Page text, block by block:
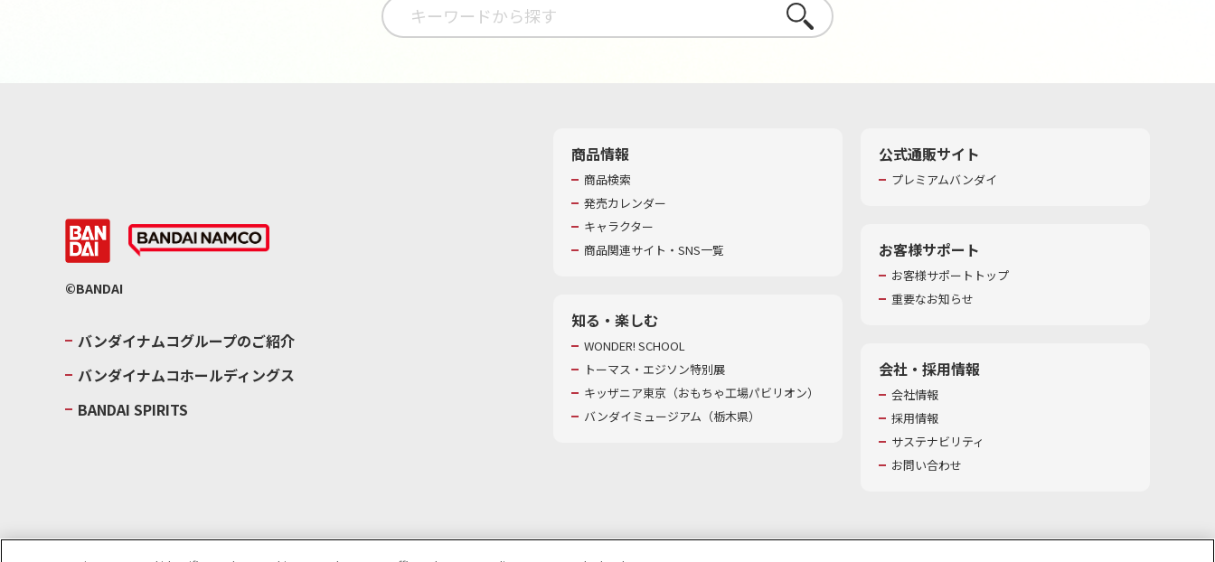
さがす
©BANDAI
バンダイナムコグループのご紹介
バンダイナムコホールディングス
BANDAI SPIRITS
商品情報
商品検索
発売カレンダー
キャラクター
商品関連サイト・SNS一覧
知る・楽しむ
WONDER! SCHOOL
トーマス・エジソン特別展
キッザニア東京（おもちゃ工場パビリオン）​
バンダイミュージアム（栃木県）
公式通販サイト
プレミアムバンダイ
お客様サポート
お客様サポートトップ
重要なお知らせ
会社・採用情報
会社情報
採用情報
サステナビリティ
お問い合わせ